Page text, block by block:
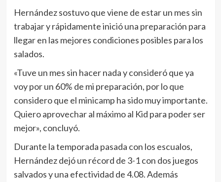
Hernández sostuvo que viene de estar un mes sin
trabajar y rápidamente inició una preparación para
llegar en las mejores condiciones posibles para los
salados.
«Tuve un mes sin hacer nada y consideró que ya
voy por un 60% de mi preparación, por lo que
considero que el minicamp ha sido muy importante.
Quiero aprovechar al máximo al Kid para poder ser
mejor», concluyó.
Durante la temporada pasada con los escualos,
Hernández dejó un récord de 3-1 con dos juegos
salvados y una efectividad de 4.08. Además